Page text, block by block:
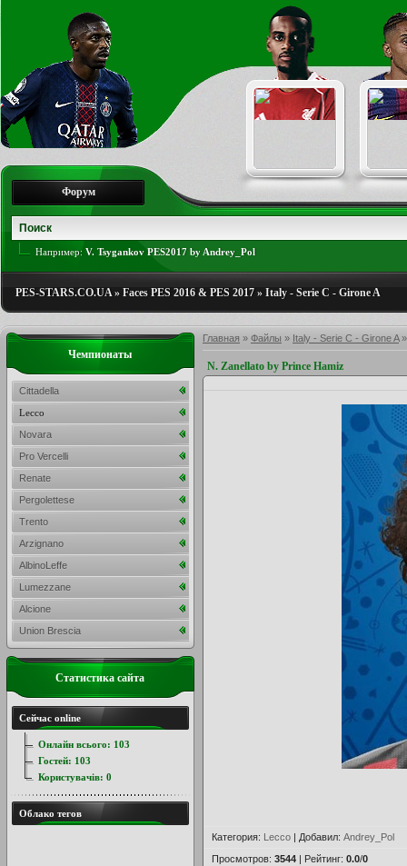
Форум
Например: V. Tsygankov PES2017 by Andrey_Pol
PES-STARS.CO.UA» Faces PES 2016 & PES 2017 » Italy - Serie C - Girone A
Главная » Файлы » Italy - Serie C - Girone A
N. Zanellato by Prince Hamiz
Категория: Lecco | Добавил: Andrey_Pol
Просмотров: 3544 | Рейтинг: 0.0/0
Чемпионаты
Cittadella
Lecco
Novara
Pro Vercelli
Renate
Pergolettese
Trento
Arzignano
AlbinoLeffe
Lumezzane
Alcione
Union Brescia
Статистика сайта
Сейчас online
Онлайн всього: 103
Гостей: 103
Користувачів: 0
Облако тегов